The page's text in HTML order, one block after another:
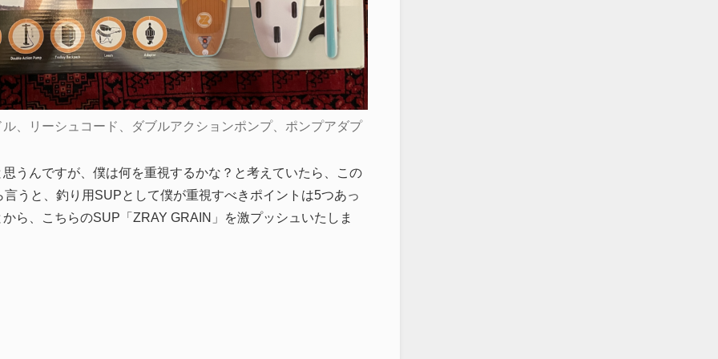
、リーシュコード、ダブルアクションポンプ、ポンプアダプ
うんですが、僕は何を重視するかな？と考えていたら、この
うと、釣り用SUPとして僕が重視すべきポイントは5つあっ
ら、こちらのSUP「ZRAY GRAIN」を激プッシュいたしま